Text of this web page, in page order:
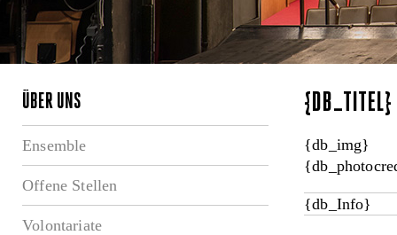
ÜBER UNS
Ensemble
Offene Stellen
Volontariate
{DB_TITEL}
{db_img}
{db_Info}